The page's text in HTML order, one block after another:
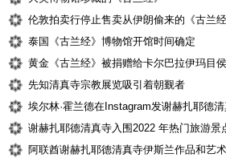
伦敦拍卖行停止售卖从伊朗偷来的《古兰
泰国《古兰经》博物馆开馆时间确定
黄金《古兰经》被捐赠给卡尔巴拉伊玛目
先知清真寺宗教展览吸引着朝觐者
埃尔林·霍兰德在Instagram发谢赫扎耶德
谢赫扎耶德清真寺入围2022 年热门旅游景
阿联酋谢赫扎耶德清真寺伊斯兰作品和艺